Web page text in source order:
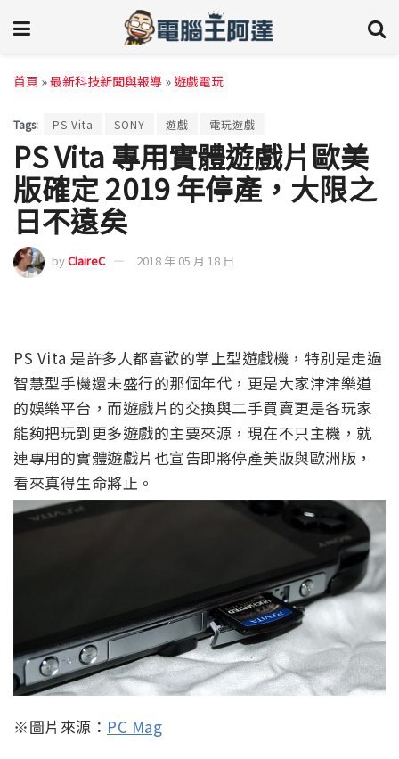
首頁 »最新科技新聞與報導 »遊戲電玩
Tags: PS Vita SONY 遊戲 電玩遊戲
PS Vita 專用實體遊戲片歐美
版確定 2019 年停產，大限之
日不遠矣
byClaireC 2018 年 05 月 18 日
PS Vita 是許多人都喜歡的掌上型遊戲機，特別是走過
智慧型手機還未盛行的那個年代，更是大家津津樂道
的娛樂平台，而遊戲片的交換與二手買賣更是各玩家
能夠把玩到更多遊戲的主要來源，現在不只主機，就
連專用的實體遊戲片也宣告即將停產美版與歐洲版，
看來真得生命將止。
※圖片來源： PC Mag